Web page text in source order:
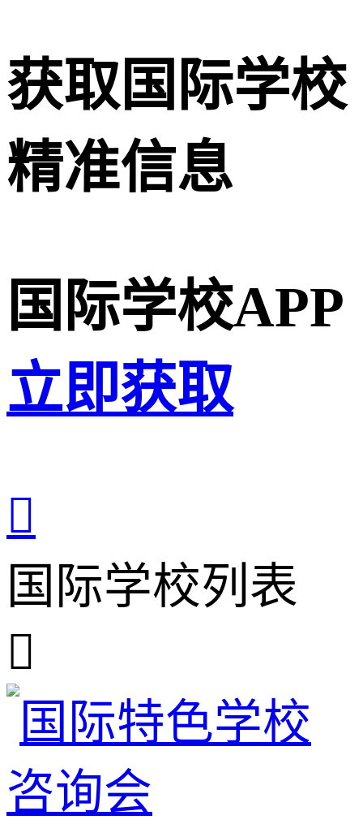
获取国际学校
精准信息
国际学校APP
立即获取

国际学校列表
